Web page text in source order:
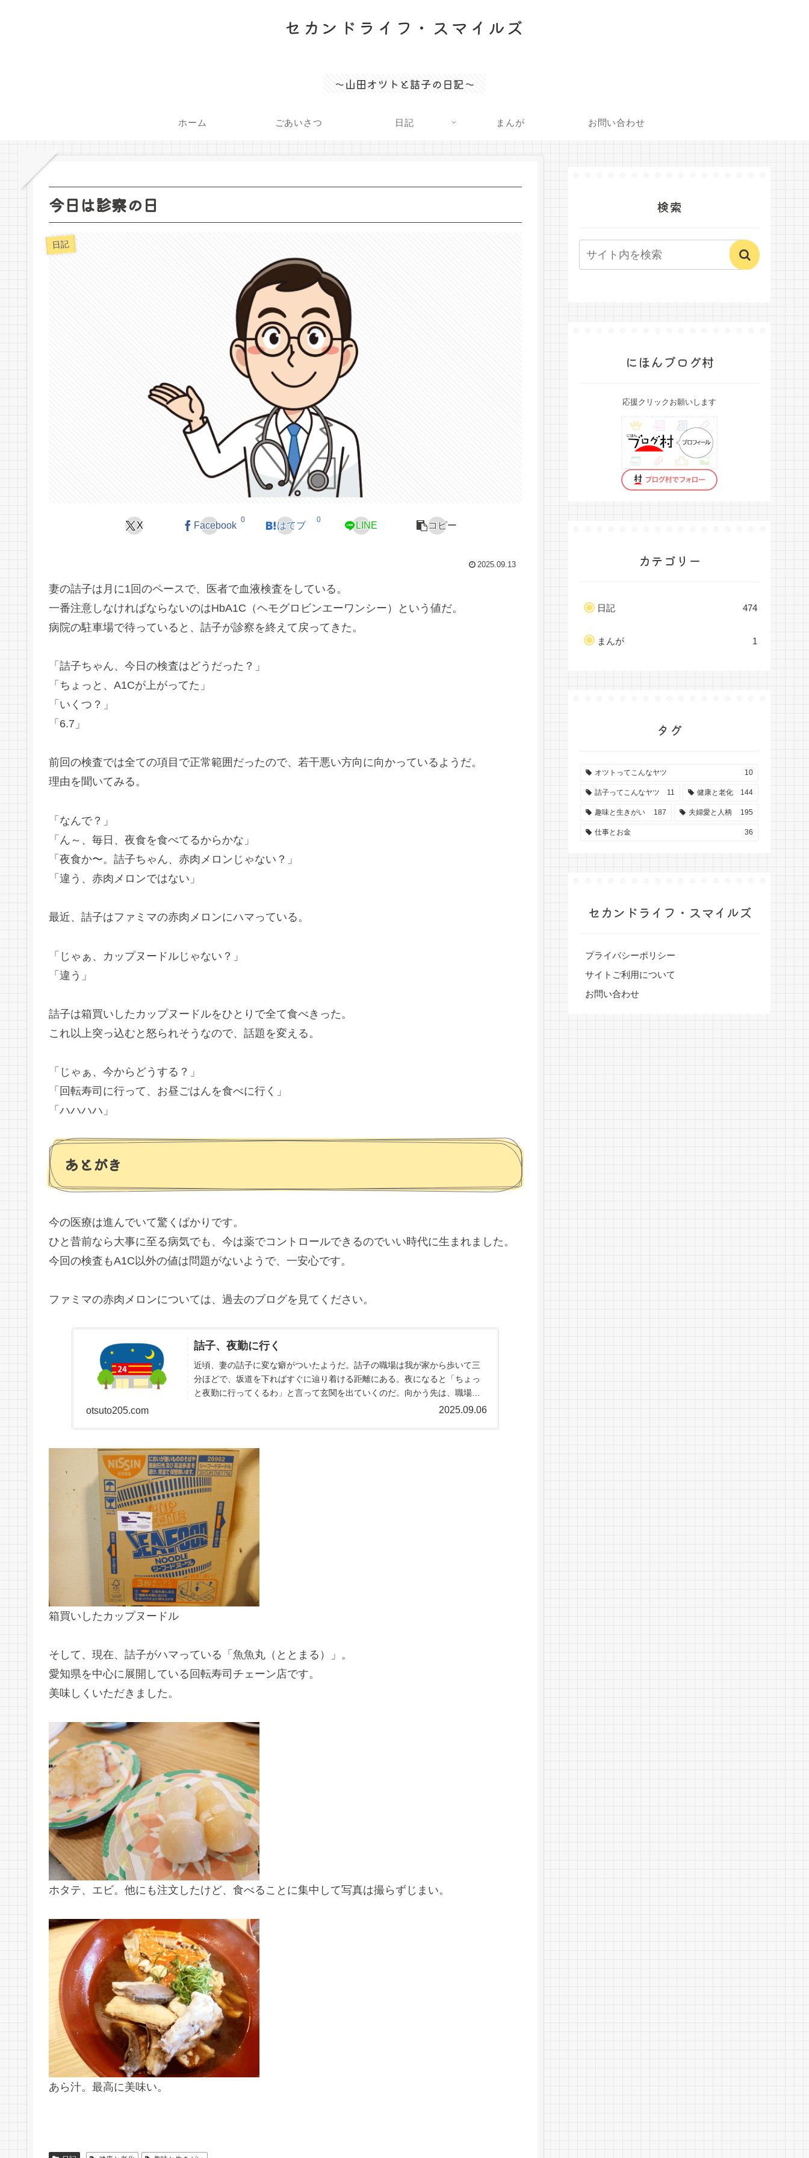
セカンドライフ・スマイルズ
〜山田オツトと詰子の日記〜
ホーム ごあいさつ 日記 まんが お問い合わせ
今日は診察の日
日記
X Facebook
0
はてブ
0
LINE コピー
2025.09.13
妻の詰子は月に1回のペースで、医者で血液検査をしている。
一番注意しなければならないのはHbA1C（ヘモグロビンエーワンシー）という値だ。
病院の駐車場で待っていると、詰子が診察を終えて戻ってきた。
「詰子ちゃん、今日の検査はどうだった？」
「ちょっと、A1Cが上がってた」
「いくつ？」
「6.7」
前回の検査では全ての項目で正常範囲だったので、若干悪い方向に向かっているようだ。
理由を聞いてみる。
「なんで？」
「ん～、毎日、夜食を食べてるからかな」
「夜食か〜。詰子ちゃん、赤肉メロンじゃない？」
「違う、赤肉メロンではない」
最近、詰子はファミマの赤肉メロンにハマっている。
「じゃぁ、カップヌードルじゃない？」
「違う」
詰子は箱買いしたカップヌードルをひとりで全て食べきった。
これ以上突っ込むと怒られそうなので、話題を変える。
「じゃぁ、今からどうする？」
「回転寿司に行って、お昼ごはんを食べに行く」
「ハハハハ」
あとがき
今の医療は進んでいて驚くばかりです。
ひと昔前なら大事に至る病気でも、今は薬でコントロールできるのでいい時代に生まれました。
今回の検査もA1C以外の値は問題がないようで、一安心です。
ファミマの赤肉メロンについては、過去のブログを見てください。
詰子、夜勤に行く
近頃、妻の詰子に変な癖がついたようだ。詰子の職場は我が家から歩いて三
分ほどで、坂道を下ればすぐに辿り着ける距離にある。夜になると「ちょっ
と夜勤に行ってくるわ」と言って玄関を出ていくのだ。向かう先は、職場の
otsuto205.com 2025.09.06
箱買いしたカップヌードル
そして、現在、詰子がハマっている「魚魚丸（ととまる）」。
愛知県を中心に展開している回転寿司チェーン店です。
美味しくいただきました。
ホタテ、エビ。他にも注文したけど、食べることに集中して写真は撮らずじまい。
あら汁。最高に美味い。
検索
にほんブログ村
応援クリックお願いします
カテゴリー
日記 474
まんが 1
タグ
オツトってこんなヤツ 10
詰子ってこんなヤツ 11 健康と老化 144
趣味と生きがい 187 夫婦愛と人柄 195
仕事とお金 36
セカンドライフ・スマイルズ
プライバシーポリシー
サイトご利用について
お問い合わせ